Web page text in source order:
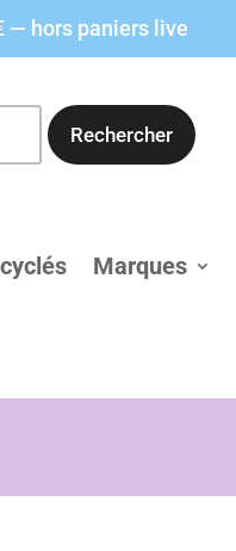
— hors paniers live
Rechercher
Marques